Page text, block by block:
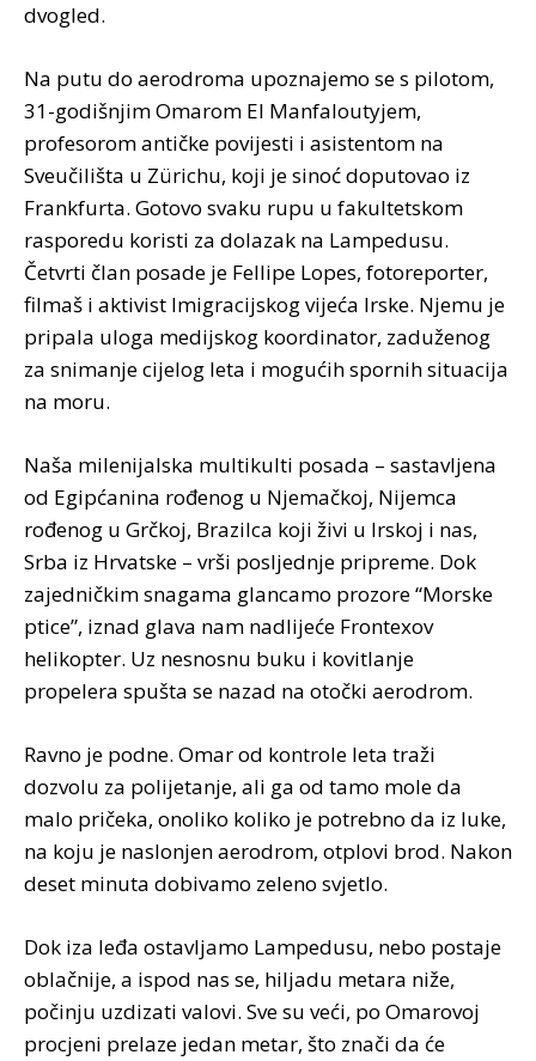
dvogled.
Na putu do aerodroma upoznajemo se s pilotom,
31-godišnjimOmarom El Manfaloutyjem,
profesorom antičke povijesti i asistentom na
Sveučilišta u Zürichu, koji je sinoć doputovao iz
Frankfurta. Gotovo svaku rupu u fakultetskom
rasporedu koristi za dolazak na Lampedusu.
Četvrti član posade je Fellipe Lopes, fotoreporter,
filmaš i aktivist Imigracijskog vijeća Irske. Njemu je
pripala uloga medijskog koordinator, zaduženog
za snimanje cijelog leta i mogućih spornih situacija
na moru.
Naša milenijalska multikulti posada – sastavljena
od Egipćanina rođenog u Njemačkoj, Nijemca
rođenog u Grčkoj, Brazilca koji živi u Irskoj i nas,
Srba iz Hrvatske – vrši posljednje pripreme. Dok
zajedničkim snagama glancamo prozore “Morske
ptice”, iznad glava nam nadlijeće Frontexov
helikopter. Uz nesnosnu buku i kovitlanje
propelera spušta se nazad na otočki aerodrom.
Ravno je podne. Omar od kontrole leta traži
dozvolu za polijetanje, ali ga od tamo mole da
malo pričeka, onoliko koliko je potrebno da iz luke,
na koju je naslonjen aerodrom, otplovi brod. Nakon
deset minuta dobivamo zeleno svjetlo.
Dok iza leđa ostavljamo Lampedusu, nebo postaje
oblačnije, a ispod nas se, hiljadu metara niže,
počinju uzdizati valovi. Sve su veći, po Omarovoj
procjeni prelaze jedan metar, što znači da će